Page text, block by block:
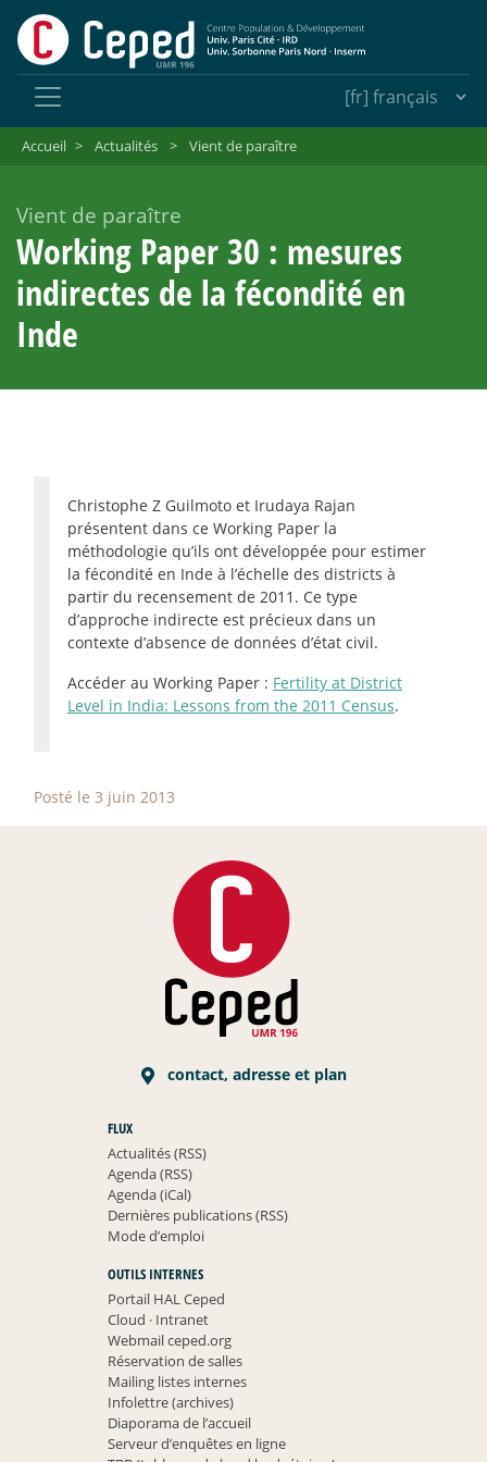
Accueil > Actualités > Vient de paraître
Vient de paraître
Working Paper 30 : mesures
indirectes de la fécondité en
Inde
Christophe Z Guilmoto et Irudaya Rajan
présentent dans ce Working Paper la
méthodologie qu’ils ont développée pour estimer
la fécondité en Inde à l’échelle des districts à
partir du recensement de 2011. Ce type
d’approche indirecte est précieux dans un
contexte d’absence de données d’état civil.
Accéder au Working Paper : Fertility at District
Level in India: Lessons from the 2011 Census.
Posté le 3 juin 2013
contact, adresse et plan
FLUX
Actualités (RSS)
Agenda (RSS)
Agenda (iCal)
Dernières publications (RSS)
Mode d’emploi
OUTILS INTERNES
Portail HAL Ceped
Cloud ·Intranet
Webmail ceped.org
Réservation de salles
Mailing listes internes
Infolettre (archives)
Diaporama de l’accueil
Serveur d’enquêtes en ligne